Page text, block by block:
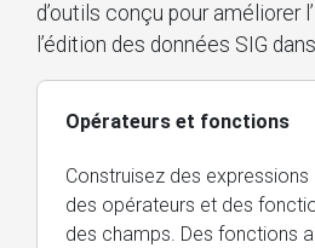
d’outils conçu pour améliorer
l’édition des données SIG
Opérateurs et fonctions
Construisez des expressions
des opérateurs et des
des champs. Des fonctions